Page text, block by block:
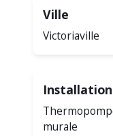
Ville
Victoriaville
Installation
murale